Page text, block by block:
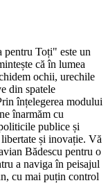
Toți" este un
că în lumea
ochii, urechile
din spatele
înțelegerea modului
înarmăm cu
publice și
și inovație. Vă
Bădescu pentru o
a naviga în peisajul
cu mai puțin control